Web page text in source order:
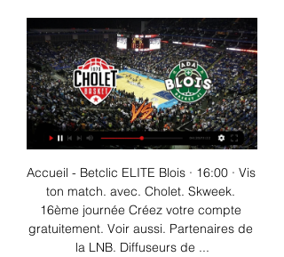
Accueil - Betclic ELITE Blois · 16:00 · Vis
ton match. avec. Cholet. Skweek.
16ème journée Créez votre compte
gratuitement. Voir aussi. Partenaires de
la LNB. Diffuseurs de ...